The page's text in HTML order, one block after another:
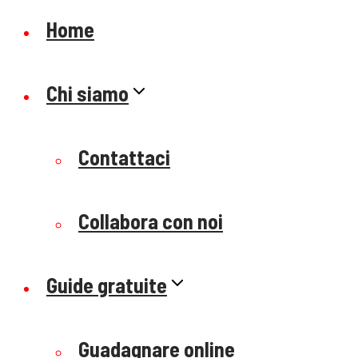
Home
Chi siamo
Contattaci
Collabora con noi
Guide gratuite
Guadagnare online